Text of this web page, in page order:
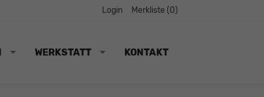
Login Merkliste (0)
WERKSTATT KONTAKT